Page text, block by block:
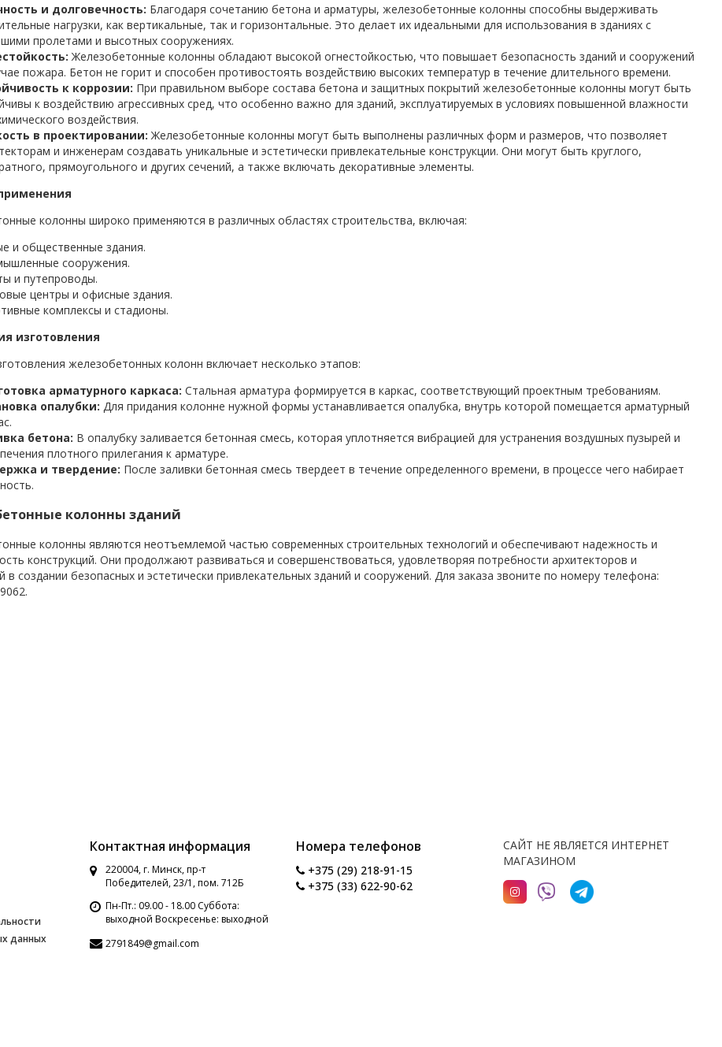
и долговечность: Благодаря сочетанию бетона и арматуры, железобетонные колонны способны выдерживать
нагрузки, как вертикальные, так и горизонтальные. Это делает их идеальными для использования в зданиях с
пролетами и высотных сооружениях.
Железобетонные колонны обладают высокой огнестойкостью, что повышает безопасность зданий и сооружений
пожара. Бетон не горит и способен противостоять воздействию высоких температур в течение длительного времени.
к коррозии: При правильном выборе состава бетона и защитных покрытий железобетонные колонны могут быть
к воздействию агрессивных сред, что особенно важно для зданий, эксплуатируемых в условиях повышенной влажности
воздействия.
в проектировании: Железобетонные колонны могут быть выполнены различных форм и размеров, что позволяет
и инженерам создавать уникальные и эстетически привлекательные конструкции. Они могут быть круглого,
прямоугольного и других сечений, а также включать декоративные элементы.
колонны широко применяются в различных областях строительства, включая:
и общественные здания.
сооружения.
и путепроводы.
центры и офисные здания.
комплексы и стадионы.
изготовления
железобетонных колонн включает несколько этапов:
арматурного каркаса: Стальная арматура формируется в каркас, соответствующий проектным требованиям.
опалубки: Для придания колонне нужной формы устанавливается опалубка, внутрь которой помещается арматурный
бетона: В опалубку заливается бетонная смесь, которая уплотняется вибрацией для устранения воздушных пузырей и
плотного прилегания к арматуре.
и твердение: После заливки бетонная смесь твердеет в течение определенного времени, в процессе чего набирает
колонны зданий
колонны являются неотъемлемой частью современных строительных технологий и обеспечивают надежность и
конструкций. Они продолжают развиваться и совершенствоваться, удовлетворяя потребности архитекторов и
в создании безопасных и эстетически привлекательных зданий и сооружений. Для заказа звоните по номеру телефона:
данных
Контактная информация
220004, г. Минск, пр-т
Победителей, 23/1, пом. 712Б
Пн-Пт.: 09.00 - 18.00 Суббота:
выходной Воскресенье: выходной
2791849@gmail.com
Номера телефонов
+375 (29) 218-91-15
+375 (33) 622-90-62
САЙТ НЕ ЯВЛЯЕТСЯ ИНТЕРНЕТ
МАГАЗИНОМ